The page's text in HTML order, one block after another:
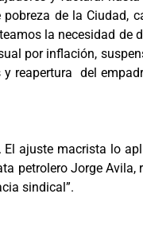
de la Ciudad,
la necesidad de
por inflación,
reapertura del
ajuste macrista lo
petrolero Jorge Avila,
sindical”.